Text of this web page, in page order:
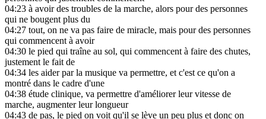
04:23 à avoir des troubles de la marche, alors pour des personnes
qui ne bougent plus du
04:27 tout, on ne va pas faire de miracle, mais pour des personnes
qui commencent à avoir
04:30 le pied qui traîne au sol, qui commencent à faire des chutes,
justement le fait de
04:34 les aider par la musique va permettre, et c'est ce qu'on a
montré dans le cadre d'une
04:38 étude clinique, va permettre d'améliorer leur vitesse de
marche, augmenter leur longueur
04:43 de pas, le pied on voit qu'il se lève un peu plus et donc on